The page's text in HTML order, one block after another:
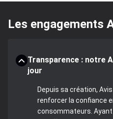
Les engagements
Transparence : notre
jour
Depuis sa création,
renforcer la confiance
consommateurs.